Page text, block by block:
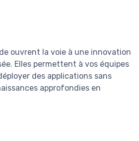
ouvrent la voie à une innovation
Elles permettent à vos équipes
des applications sans
approfondies en